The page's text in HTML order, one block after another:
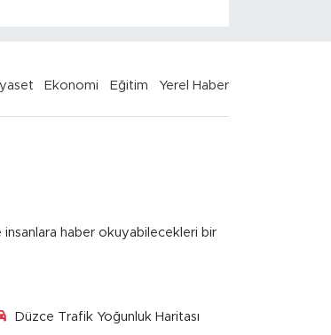
Ekonomi Eğitim Yerel Haber
haber okuyabilecekleri bir
Düzce Trafik Yoğunluk Haritası